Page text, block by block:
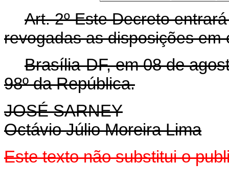
Art. 2º Este Decreto
revogadas as disposições em
Brasília-DF, em 08 de
98º da República.
JOSÉ SARNEY
Octávio Júlio Moreira Lima
Este texto não substitui o